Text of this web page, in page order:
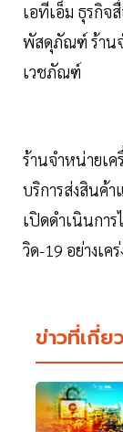
เอทีเอ็ม ธุรกิจ
พัสดุภัณฑ์ ร้านจ
เวชภัณฑ์
ร้านจำหน่ายเค
บริการส่งสินค้า
เปิดดำเนินการ
วิด-19 อย่างเค
ข่าวที่เกี่